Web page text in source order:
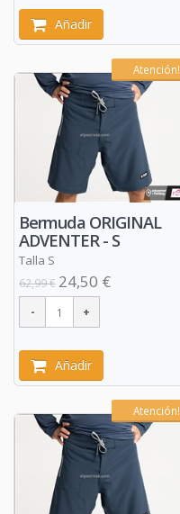
Añadir
Atención!
Bermuda ORIGINAL
ADVENTER - S
Talla S
62,99 € 24,50 €
Añadir
Atención!